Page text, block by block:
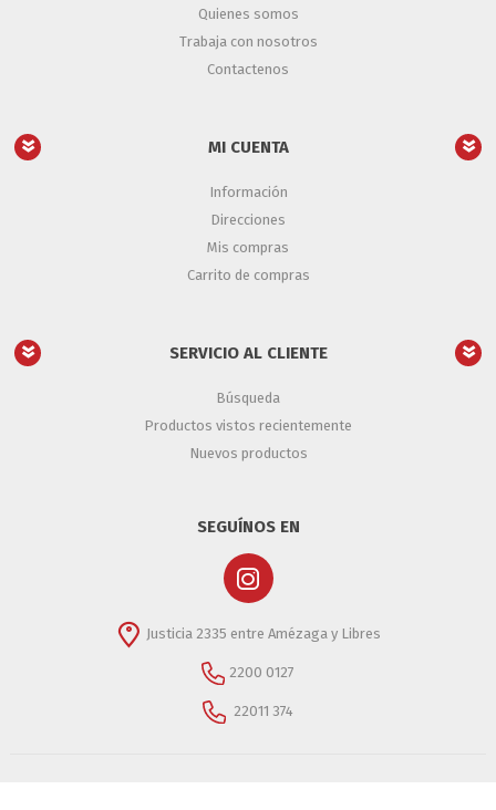
Quienes somos
Trabaja con nosotros
Contactenos
MI CUENTA
Información
Direcciones
Mis compras
Carrito de compras
SERVICIO AL CLIENTE
Búsqueda
Productos vistos recientemente
Nuevos productos
SEGUÍNOS EN
Justicia 2335 entre Amézaga y Libres
2200 0127
22011 374